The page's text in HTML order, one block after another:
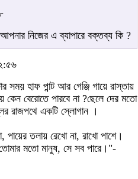
নিজের এ ব্যাপারে বক্তব্য কি ?
সময় হাফ পান্ট আর গেঞ্জি গায়ে রাস্তায়
কেন বেরোতে পারবে না ?ছেলে দের মতো
রাজপথে একটি স্লোগান ।
পায়ের তলায় রেখো না, রাখো পাশে।
মতো মানুষ, সে সব পারে।"-